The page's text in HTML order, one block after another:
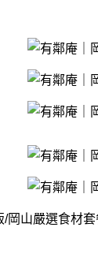
/岡山嚴選食材